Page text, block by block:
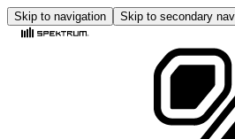
Skip to navigation Skip to secondary